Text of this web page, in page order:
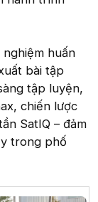
huấn
bài tập
tập luyện,
chiến lược
SatIQ – đảm
trong phố